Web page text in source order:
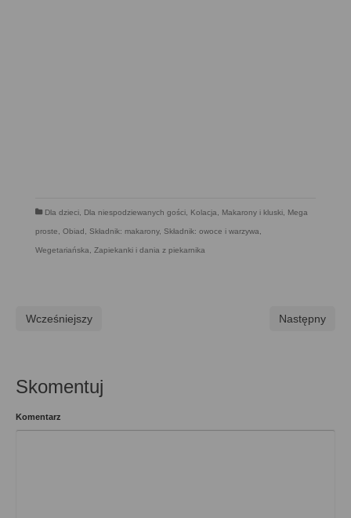
Dla dzieci, Dla niespodziewanych gości, Kolacja, Makarony i kluski, Mega
proste, Obiad , Składnik: makarony, Składnik: owoce i warzywa,
Wegetariańska, Zapiekanki i dania z piekarnika
Wcześniejszy Następny
Skomentuj
Komentarz